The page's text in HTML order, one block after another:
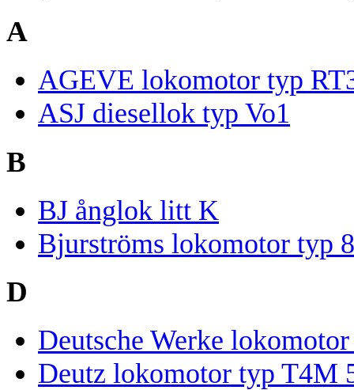
A
AGEVE lokomotor typ
ASJ diesellok typ Vo1
B
BJ ånglok litt K
Bjurströms lokomotor typ 8
D
Deutsche Werke
Deutz lokomotor typ T4M